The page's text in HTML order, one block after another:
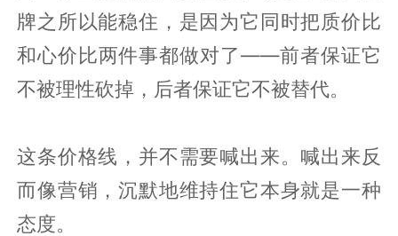
牌之所以能稳住，是因为它同时把质价比
和心价比两件事都做对了——前者保证它
不被理性砍掉，后者保证它不被替代。
这条价格线，并不需要喊出来。喊出来反
而像营销，沉默地维持住它本身就是一种
态度。